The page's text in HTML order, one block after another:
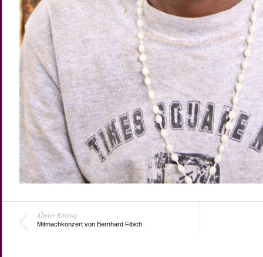
Älterer Eintrag
Mitmachkonzert von Bernhard Fibich